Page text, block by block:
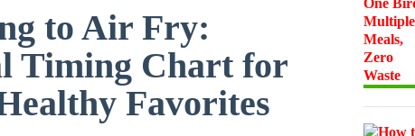
to Air Fry:
Timing Chart for
Favorites